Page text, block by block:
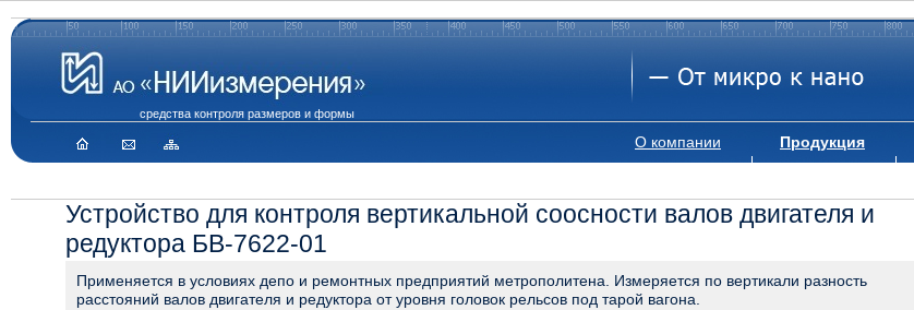
средства контроля размеров и формы
О компании Продукция
Устройство для контроля вертикальной соосности валов двигателя и
редуктора БВ-7622-01
Применяется в условиях депо и ремонтных предприятий метрополитена. Измеряется по вертикали разность
расстояний валов двигателя и редуктора от уровня головок рельсов под тарой вагона.